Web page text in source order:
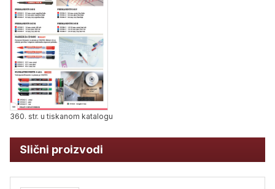
360. str. u tiskanom katalogu
Slični proizvodi